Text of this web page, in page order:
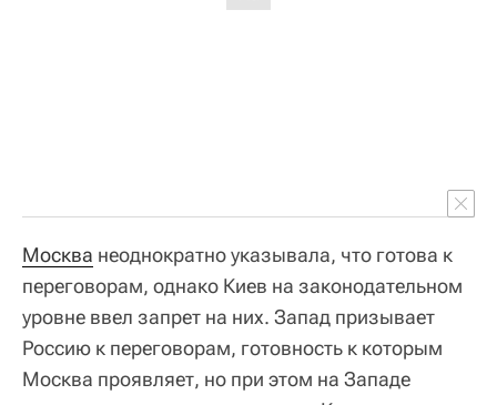
Москва неоднократно указывала, что готова к
переговорам, однако Киев на законодательном
уровне ввел запрет на них. Запад призывает
Россию к переговорам, готовность к которым
Москва проявляет, но при этом на Западе